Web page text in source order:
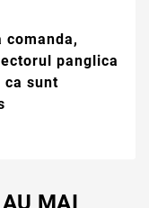
comanda,
panglica
ca sunt
MAI